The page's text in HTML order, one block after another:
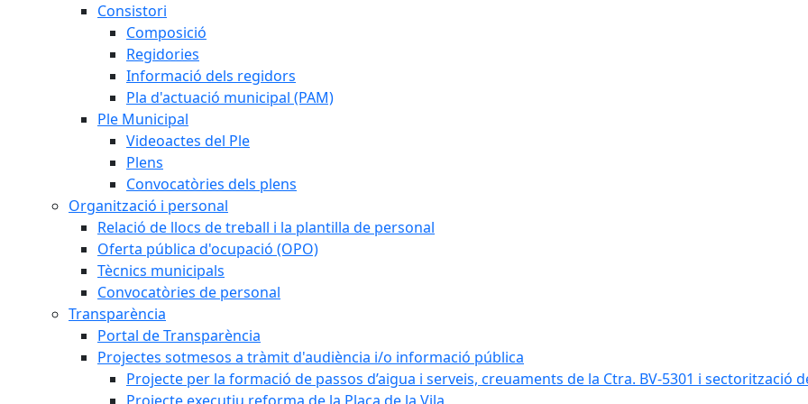
Consistori
Composició
Regidories
Informació dels regidors
Pla d'actuació municipal (PAM)
Ple Municipal
Videoactes del Ple
Plens
Convocatòries dels plens
Organització i personal
Relació de llocs de treball i la plantilla de personal
Oferta pública d'ocupació (OPO)
Tècnics municipals
Convocatòries de personal
Transparència
Portal de Transparència
Projectes sotmesos a tràmit d'audiència i/o informació pública
Projecte per la formació de passos d’aigua i serveis, creuaments de la Ctra. BV-5301 i sectorització